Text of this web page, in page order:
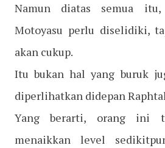
Namun diatas semua
Motoyasu perlu diselidiki,
akan cukup.
Itu bukan hal yang buruk
diperlihatkan didepan
Yang berarti, orang ini
menaikkan level